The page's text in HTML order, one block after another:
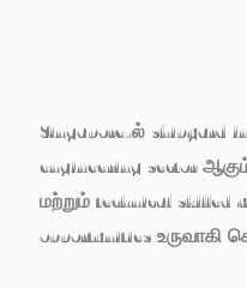
Singapore-ல் shipyard
engineering sector
மற்றும் technical skilled
opportunities உருவாகி